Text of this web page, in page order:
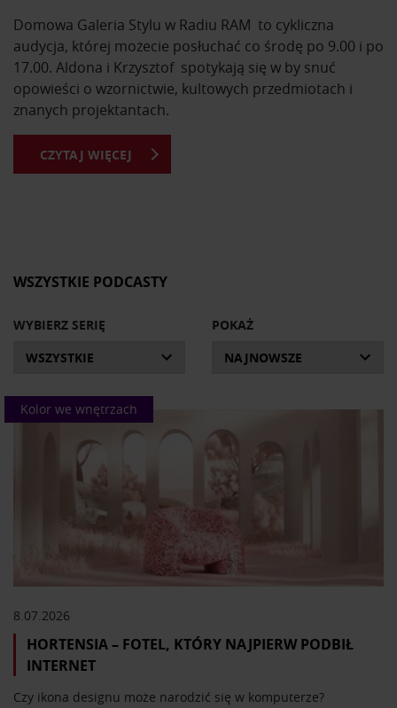
Domowa Galeria Stylu w Radiu RAM to cykliczna
audycja, której możecie posłuchać co środę po 9.00 i po
17.00. Aldona i Krzysztof spotykają się w by snuć
opowieści o wzornictwie, kultowych przedmiotach i
znanych projektantach.
Z Domowej Galerii Stylu dowiesz się o kultowych
Okazuje się, że za wieloma produktami kryją się
z humorem opowiadają prowadzący. Wszystkie audycje
archiwalne, które ukazały się w latach 2019-2021 oraz
Domowa Galeria Stylu to program obowiązkowy dla
miłośników wzornictwa.
CZYTAJ WIĘCEJ
WSZYSTKIE PODCASTY
WYBIERZ SERIĘ POKAŻ
Kolor we wnętrzach
8.07.2026
HORTENSIA – FOTEL, KTÓRY NAJPIERW PODBIŁ
INTERNET
Czy ikona designu może narodzić się w komputerze?